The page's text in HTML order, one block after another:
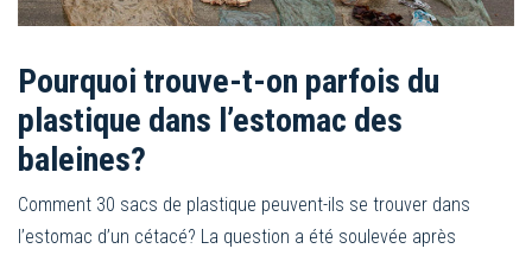
Pourquoi trouve-t-on parfois du
plastique dans l’estomac des
baleines?
Comment 30 sacs de plastique peuvent-ils se trouver dans
l’estomac d’un cétacé? La question a été soulevée après